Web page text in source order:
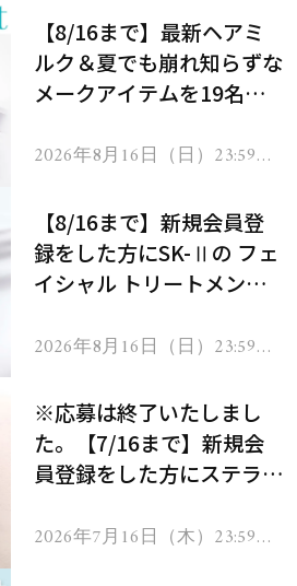
【8/16まで】最新ヘアミ
ルク＆夏でも崩れ知らずな
メークアイテムを19名様
2026年8月16日（日）23:59ま
【8/16まで】新規会員登
録をした方にSK-Ⅱの フェ
イシャル トリートメント
2026年8月16日（日）23:59ま
※応募は終了いたしまし
た。【7/16まで】新規会
員登録をした方にステラボ
ヘアドライヤー ジュエル
2026年7月16日（木）23:59ま